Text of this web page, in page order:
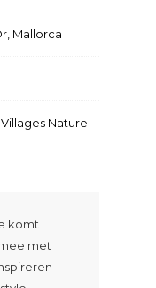
Mallorca
Nature
komt
met